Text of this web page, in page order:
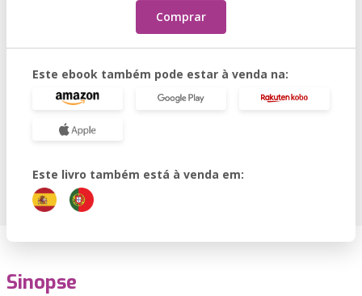
Comprar
Este ebook também pode estar à venda na:
Este livro também está à venda em:
Sinopse